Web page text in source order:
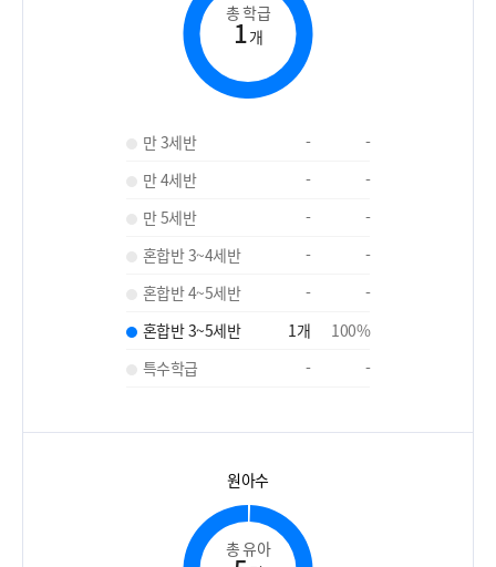
총 학급
1개
만 3세반 -
-
만 4세반
-
-
만 5세반
-
-
혼합반 3~4세반
-
-
혼합반 4~5세반
-
-
혼합반 3~5세반
1개 100%
특수학급
- -
원아수
총 유아